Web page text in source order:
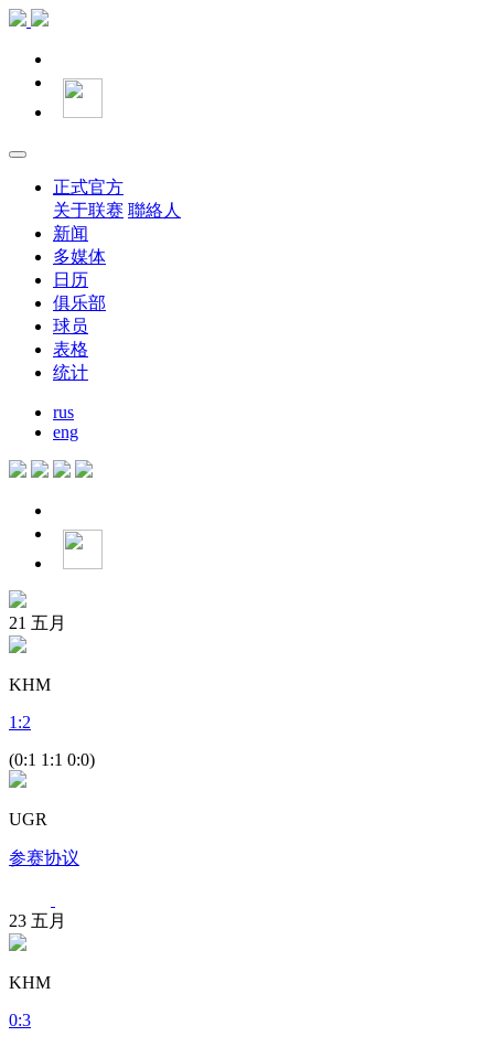
正式官方
关于联赛 聯絡人
新闻
多媒体
日历
俱乐部
球员
表格
统计
rus
eng
21 五月
KHM
1 :2
(0:1 1:1 0:0)
UGR
参赛协议
23 五月
KHM
0:3